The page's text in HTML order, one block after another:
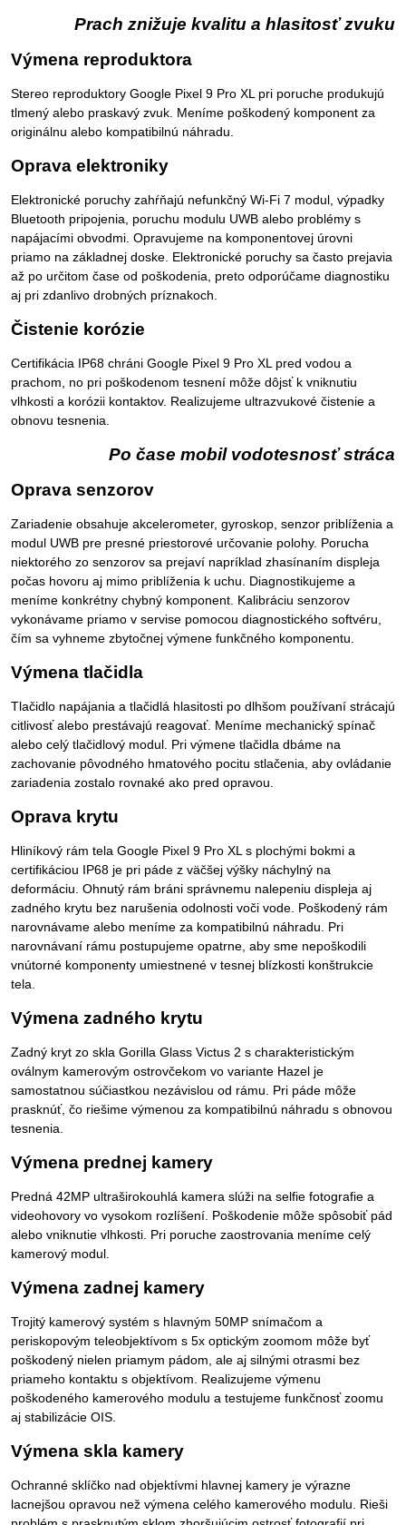
Prach znižuje kvalitu a hlasitosť zvuku
Výmena reproduktora
Stereo reproduktory Google Pixel 9 Pro XL pri poruche produkujú
tlmený alebo praskavý zvuk. Meníme poškodený komponent za
originálnu alebo kompatibilnú náhradu.
Oprava elektroniky
Elektronické poruchy zahŕňajú nefunkčný Wi-Fi 7 modul, výpadky
Bluetooth pripojenia, poruchu modulu UWB alebo problémy s
napájacími obvodmi. Opravujeme na komponentovej úrovni
priamo na základnej doske. Elektronické poruchy sa často prejavia
až po určitom čase od poškodenia, preto odporúčame diagnostiku
aj pri zdanlivo drobných príznakoch.
Čistenie korózie
Certifikácia IP68 chráni Google Pixel 9 Pro XL pred vodou a
prachom, no pri poškodenom tesnení môže dôjsť k vniknutiu
vlhkosti a korózii kontaktov. Realizujeme ultrazvukové čistenie a
obnovu tesnenia.
Po čase mobil vodotesnosť stráca
Oprava senzorov
Zariadenie obsahuje akcelerometer, gyroskop, senzor priblíženia a
modul UWB pre presné priestorové určovanie polohy. Porucha
niektorého zo senzorov sa prejaví napríklad zhasínaním displeja
počas hovoru aj mimo priblíženia k uchu. Diagnostikujeme a
meníme konkrétny chybný komponent. Kalibráciu senzorov
vykonávame priamo v servise pomocou diagnostického softvéru,
čím sa vyhneme zbytočnej výmene funkčného komponentu.
Výmena tlačidla
Tlačidlo napájania a tlačidlá hlasitosti po dlhšom používaní strácajú
citlivosť alebo prestávajú reagovať. Meníme mechanický spínač
alebo celý tlačidlový modul. Pri výmene tlačidla dbáme na
zachovanie pôvodného hmatového pocitu stlačenia, aby ovládanie
zariadenia zostalo rovnaké ako pred opravou.
Oprava krytu
Hliníkový rám tela Google Pixel 9 Pro XL s plochými bokmi a
certifikáciou IP68 je pri páde z väčšej výšky náchylný na
deformáciu. Ohnutý rám bráni správnemu nalepeniu displeja aj
zadného krytu bez narušenia odolnosti voči vode. Poškodený rám
narovnávame alebo meníme za kompatibilnú náhradu. Pri
narovnávaní rámu postupujeme opatrne, aby sme nepoškodili
vnútorné komponenty umiestnené v tesnej blízkosti konštrukcie
tela.
Výmena zadného krytu
Zadný kryt zo skla Gorilla Glass Victus 2 s charakteristickým
oválnym kamerovým ostrovčekom vo variante Hazel je
samostatnou súčiastkou nezávislou od rámu. Pri páde môže
prasknúť, čo riešime výmenou za kompatibilnú náhradu s obnovou
tesnenia.
Výmena prednej kamery
Predná 42MP ultraširokouhlá kamera slúži na selfie fotografie a
videohovory vo vysokom rozlíšení. Poškodenie môže spôsobiť pád
alebo vniknutie vlhkosti. Pri poruche zaostrovania meníme celý
kamerový modul.
Výmena zadnej kamery
Trojitý kamerový systém s hlavným 50MP snímačom a
periskopovým teleobjektívom s 5x optickým zoomom môže byť
poškodený nielen priamym pádom, ale aj silnými otrasmi bez
priameho kontaktu s objektívom. Realizujeme výmenu
poškodeného kamerového modulu a testujeme funkčnosť zoomu
aj stabilizácie OIS.
Výmena skla kamery
Ochranné sklíčko nad objektívmi hlavnej kamery je výrazne
lacnejšou opravou než výmena celého kamerového modulu. Rieši